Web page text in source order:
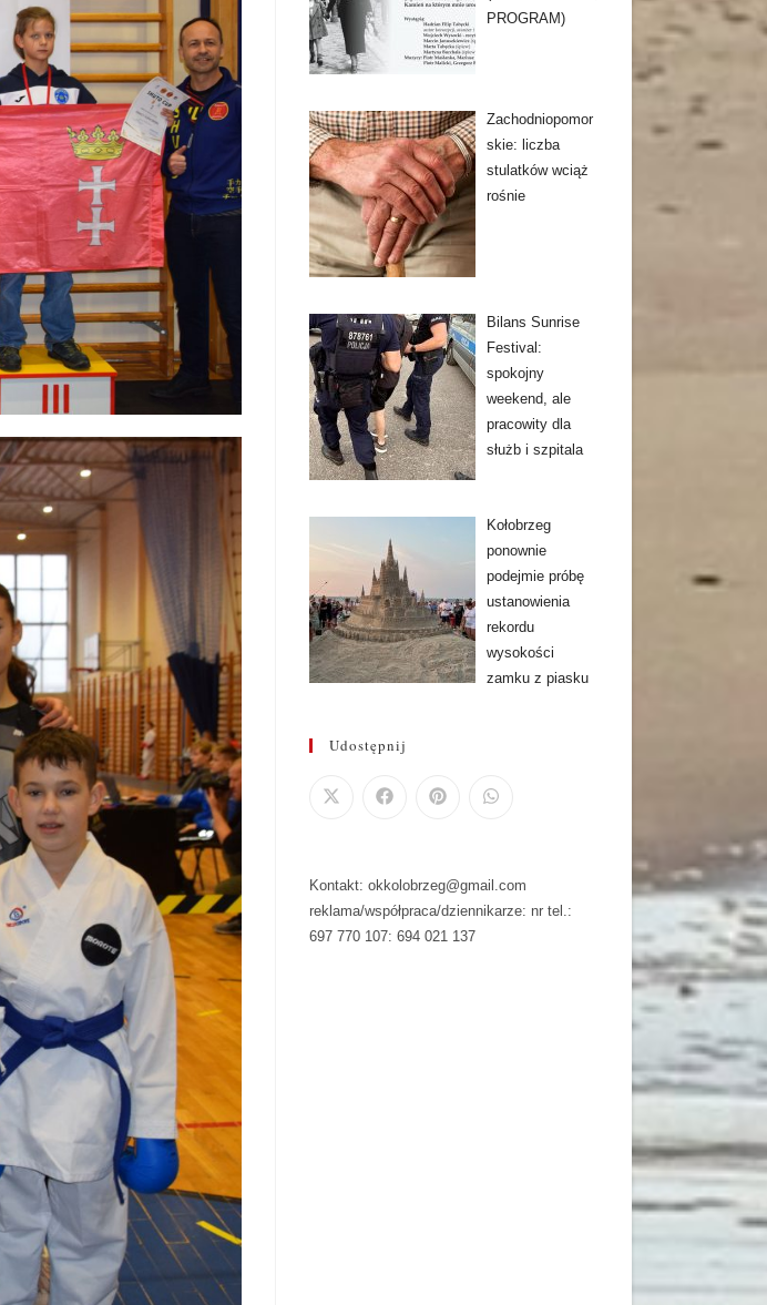
PROGRAM)
Zachodniopomor
skie: liczba
stulatków wciąż
rośnie
Bilans Sunrise
Festival:
spokojny
weekend, ale
pracowity dla
służb i szpitala
Kołobrzeg
ponownie
podejmie próbę
ustanowienia
rekordu
wysokości
zamku z piasku
Udostępnij
Kontakt: okkolobrzeg@gmail.com
reklama/współpraca/dziennikarze: nr tel.:
697 770 107: 694 021 137